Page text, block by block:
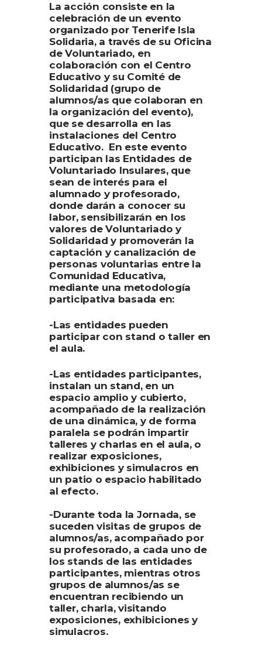
La acción consiste en la
celebración de un evento
organizado por Tenerife Isla
Solidaria, a través de su Oficina
de Voluntariado, en
colaboración con el Centro
Educativo y su Comité de
Solidaridad (grupo de
alumnos/as que colaboran en
la organización del evento),
que se desarrolla en las
instalaciones del Centro
Educativo. En este evento
participan las Entidades de
Voluntariado Insulares, que
sean de interés para el
alumnado y profesorado,
donde darán a conocer su
labor, sensibilizarán en los
valores de Voluntariado y
Solidaridad y promoverán la
captación y canalización de
personas voluntarias entre la
Comunidad Educativa,
mediante una metodología
participativa basada en:
-Las entidades pueden
participar con stand o taller en
el aula.
-Las entidades participantes,
instalan un stand, en un
espacio amplio y cubierto,
acompañado de la realización
de una dinámica, y de forma
paralela se podrán impartir
talleres y charlas en el aula, o
realizar exposiciones,
exhibiciones y simulacros en
un patio o espacio habilitado
al efecto.
-Durante toda la Jornada, se
suceden visitas de grupos de
alumnos/as, acompañado por
su profesorado, a cada uno de
los stands de las entidades
participantes, mientras otros
grupos de alumnos/as se
encuentran recibiendo un
taller, charla, visitando
exposiciones, exhibiciones y
simulacros.